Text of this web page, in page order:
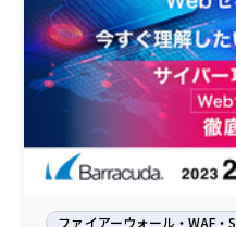
ファイアーウォール・WAF・